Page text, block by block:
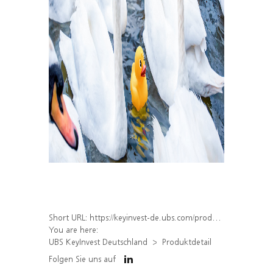
Short URL: https://keyinvest-de.ubs.com/produkt/detail/index/isin/DE000WA9SFN6
You are here:
UBS KeyInvest Deutschland
Produktdetail
Folgen Sie uns auf